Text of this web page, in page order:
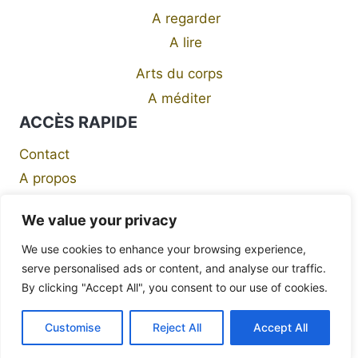
We value your privacy
We use cookies to enhance your browsing experience,
serve personalised ads or content, and analyse our traffic.
By clicking "Accept All", you consent to our use of cookies.
Customise Reject All Accept All
A regarder
A lire
Arts du corps
A méditer
ACCÈS RAPIDE
Contact
A propos
© 2026 Les Heures Les Plus Sombres - Thème
WordPress parKadence WP